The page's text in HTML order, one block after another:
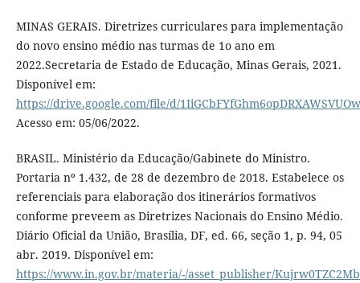
MINAS GERAIS. Diretrizes curriculares para implementação
do novo ensino médio nas turmas de 1o ano em
2022.Secretaria de Estado de Educação, Minas Gerais, 2021.
Disponível em:
https://drive.google.com/file/d/
Acesso em: 05/06/2022.
BRASIL. Ministério da Educação/Gabinete do Ministro.
Portaria nº 1.432, de 28 de dezembro de 2018. Estabelece os
referenciais para elaboração dos itinerários formativos
conforme preveem as Diretrizes Nacionais do Ensino Médio.
Diário Oficial da União, Brasília, DF, ed. 66, seção 1, p. 94, 05
abr. 2019. Disponível em:
https://www.in.gov.br/materia/-/asset_publisher/